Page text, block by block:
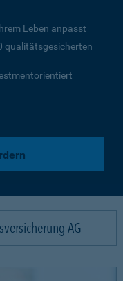
Leben anpasst
qualitätsgesicherten
AG